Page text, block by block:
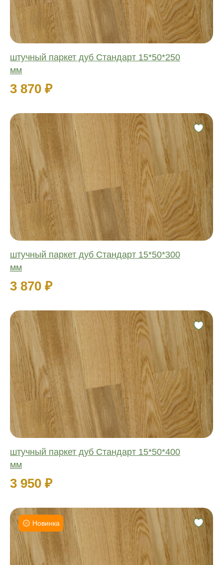
штучный паркет дуб Стандарт 15*50*250
мм
3 870 ₽
штучный паркет дуб Стандарт 15*50*300
мм
3 870 ₽
Фаска:
Соединение:
Обработка:
Длина:
Ширина:
Толщина:
штучный паркет дуб Стандарт 15*50*400
мм
3 950 ₽
Фаска:
Соединение:
Обработка:
Длина:
Ширина:
Толщина:
Новинка
Фаска:
Соединение:
Обработка: